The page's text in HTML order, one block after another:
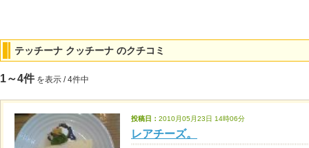
テッチーナ クッチーナ のクチコミ
1～4件 を表示 / 4件中
投稿日： 2010月05月23日 14時06分
レアチーズ。